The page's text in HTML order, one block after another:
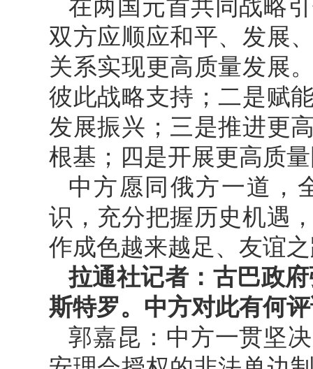
在两国元首共同战略
双方应顺应和平、发展
关系实现更高质量发展
彼此战略支持；二是赋
发展振兴；三是推进更
根基；四是开展更高质
中方愿同俄方一道，
识，充分把握历史机遇
作成色越来越足、友谊
拉通社记者：古巴政
斯特罗。中方对此有何
郭嘉昆：中方一贯坚